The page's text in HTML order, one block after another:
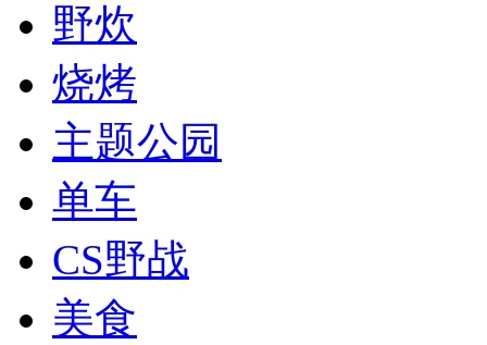
野炊
烧烤
主题公园
单车
CS野战
美食